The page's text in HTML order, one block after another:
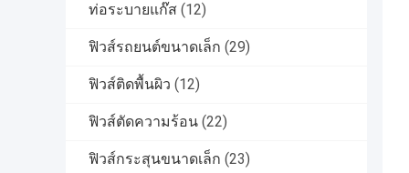
ท่อระบายแก๊ส (12)
ฟิวส์รถยนต์ขนาดเล็ก (29)
ฟิวส์ติดพื้นผิว (12)
ฟิวส์ตัดความร้อน (22)
ฟิวส์กระสุนขนาดเล็ก (23)